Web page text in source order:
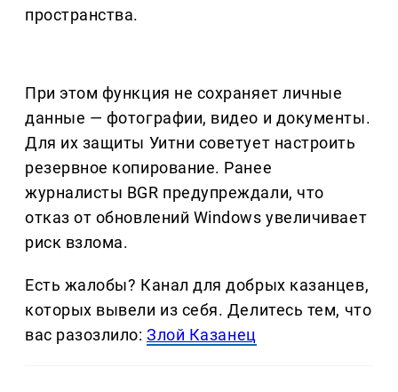
пространства.
При этом функция не сохраняет личные
данные — фотографии, видео и документы.
Для их защиты Уитни советует настроить
резервное копирование. Ранее
журналисты BGR предупреждали, что
отказ от обновлений Windows увеличивает
риск взлома.
Есть жалобы? Канал для добрых казанцев,
которых вывели из себя. Делитеcь тем, что
вас разозлило:Злой Казанец